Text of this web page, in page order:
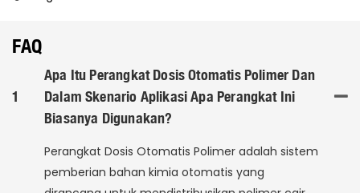
FAQ
1
Apa Itu Perangkat Dosis Otomatis Polimer Dan
Dalam Skenario Aplikasi Apa Perangkat Ini
Biasanya Digunakan?
Perangkat Dosis Otomatis Polimer adalah sistem
pemberian bahan kimia otomatis yang